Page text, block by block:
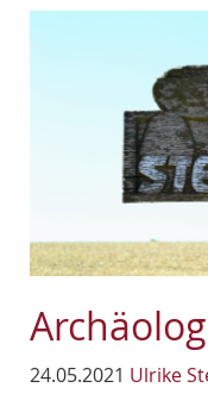
24.05.2021 Ulrike